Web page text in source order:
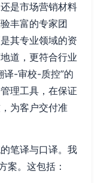
是市场营销材料
丰富的专家团
其专业领域的资
道，更符合行业
译-审校-质控”的
理工具，在保证
为客户交付准
笔译与口译。我
案。这包括：